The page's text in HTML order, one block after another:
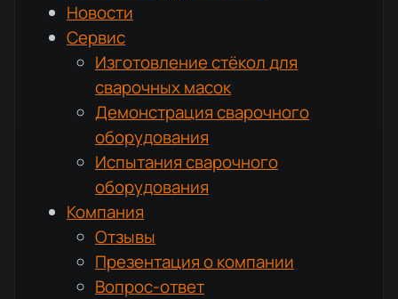
Новости
Сервис
Изготовление стёкол для
сварочных масок
Демонстрация сварочного
оборудования
Испытания сварочного
оборудования
Компания
Отзывы
Презентация о компании
Вопрос-ответ